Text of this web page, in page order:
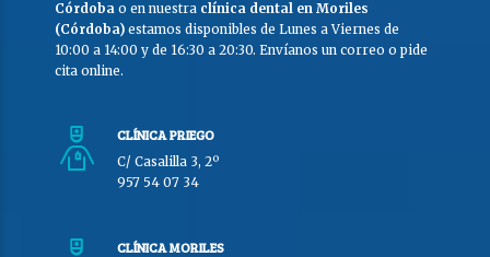
Córdoba o en nuestra clínica dental en Moriles
(Córdoba) estamos disponibles de Lunes a Viernes de
10:00 a 14:00 y de 16:30 a 20:30. Envíanos un correo o pide
cita online.
CLÍNICA PRIEGO
C/ Casalilla 3, 2º
957 54 07 34
CLÍNICA MORILES